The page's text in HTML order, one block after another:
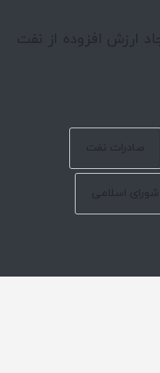
ارزش افزوده از نفت
صادرات نفت
اسلامی